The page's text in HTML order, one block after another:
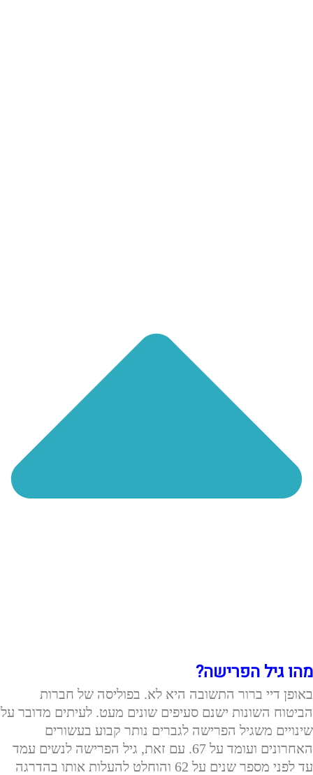
מהו גיל הפרישה?
באופן דיי ברור התשובה היא לא. בפוליסה של חברות
הביטוח השונות ישנם סעיפים שונים מעט. לעיתים מדובר על
שינויים משגיל הפרישה לגברים נותר קבוע בעשורים
האחרונים ועומד על 67. עם זאת, גיל הפרישה לנשים עמד
עד לפני מספר שנים על 62 והוחלט להעלות אותו בהדרגה